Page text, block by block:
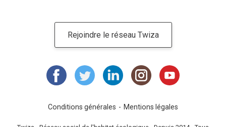
Rejoindre le réseau Twiza
Conditions générales Mentions légales